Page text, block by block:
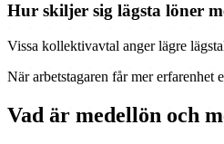
Hur skiljer sig lägsta löner
Vissa kollektivavtal anger lägre
När arbetstagaren får mer
Vad är medellön och